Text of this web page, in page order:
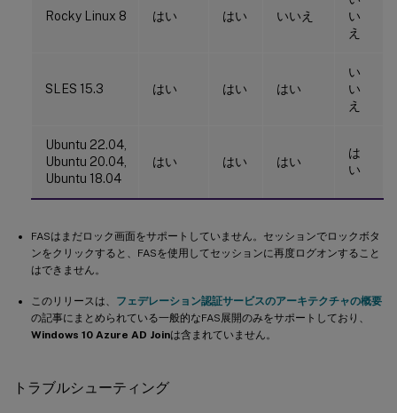
Rocky Linux 8 はい はい いいえ
い
え
SLES 15.3 はい はい はい
い
い
え
Ubuntu 22.04,
Ubuntu 20.04,
Ubuntu 18.04
はい はい はい
は
い
FASはまだロック画面をサポートしていません。セッションでロックボタ
ンをクリックすると、FASを使用してセッションに再度ログオンすること
はできません。
このリリースは、 フェデレーション認証サービスのアーキテクチャの概要
の記事にまとめられている一般的なFAS展開のみをサポートしており、
Windows 10 Azure AD Joinは含まれていません。
トラブルシューティング